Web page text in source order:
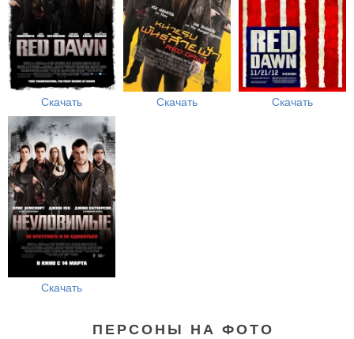
Скачать Скачать Скачать
Скачать
ПЕРСОНЫ НА ФОТО